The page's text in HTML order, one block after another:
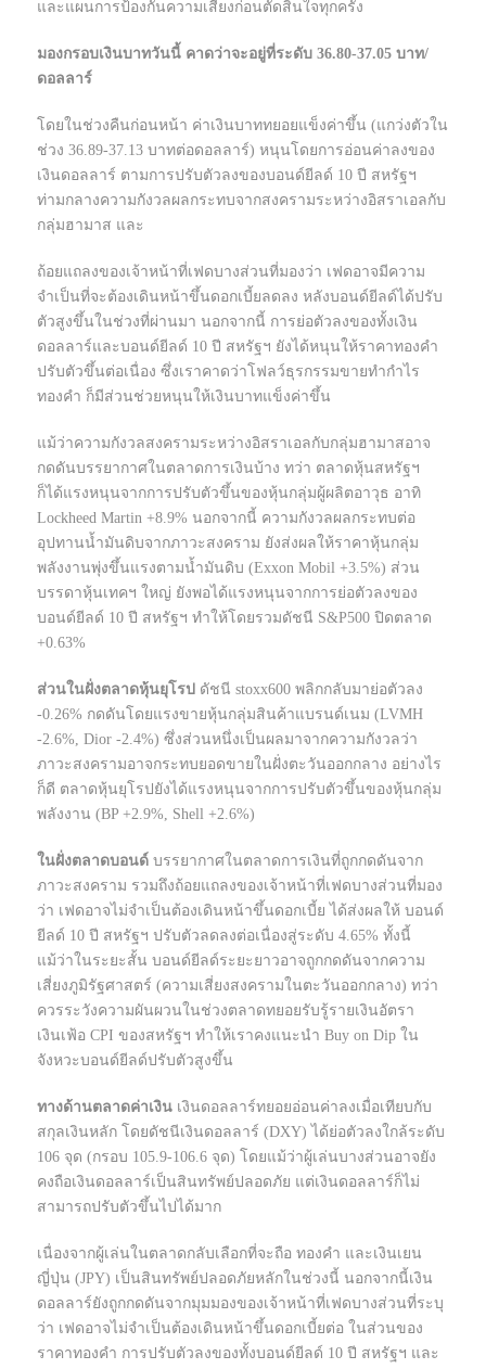
และแผนการป้องกันความเสี่ยงก่อนตัดสินใจทุกครั้ง
มองกรอบเงินบาทวันนี้ คาดว่าจะอยู่ที่ระดับ 36.80-37.05 บาท/
ดอลลาร์
โดยในช่วงคืนก่อนหน้า ค่าเงินบาททยอยแข็งค่าขึ้น (แกว่งตัวใน
ช่วง 36.89-37.13 บาทต่อดอลลาร์) หนุนโดยการอ่อนค่าลงของ
เงินดอลลาร์ ตามการปรับตัวลงของบอนด์ยีลด์ 10 ปี สหรัฐฯ
ท่ามกลางความกังวลผลกระทบจากสงครามระหว่างอิสราเอลกับ
กลุ่มฮามาส และ
ถ้อยแถลงของเจ้าหน้าที่เฟดบางส่วนที่มองว่า เฟดอาจมีความ
จำเป็นที่จะต้องเดินหน้าขึ้นดอกเบี้ยลดลง หลังบอนด์ยีลด์ได้ปรับ
ตัวสูงขึ้นในช่วงที่ผ่านมา นอกจากนี้ การย่อตัวลงของทั้งเงิน
ดอลลาร์และบอนด์ยีลด์ 10 ปี สหรัฐฯ ยังได้หนุนให้ราคาทองคำ
ปรับตัวขึ้นต่อเนื่อง ซึ่งเราคาดว่าโฟลว์ธุรกรรมขายทำกำไร
ทองคำ ก็มีส่วนช่วยหนุนให้เงินบาทแข็งค่าขึ้น
แม้ว่าความกังวลสงครามระหว่างอิสราเอลกับกลุ่มฮามาสอาจ
กดดันบรรยากาศในตลาดการเงินบ้าง ทว่า ตลาดหุ้นสหรัฐฯ
ก็ได้แรงหนุนจากการปรับตัวขึ้นของหุ้นกลุ่มผู้ผลิตอาวุธ อาทิ
Lockheed Martin +8.9% นอกจากนี้ ความกังวลผลกระทบต่อ
อุปทานน้ำมันดิบจากภาวะสงคราม ยังส่งผลให้ราคาหุ้นกลุ่ม
พลังงานพุ่งขึ้นแรงตามน้ำมันดิบ (Exxon Mobil +3.5%) ส่วน
บรรดาหุ้นเทคฯ ใหญ่ ยังพอได้แรงหนุนจากการย่อตัวลงของ
บอนด์ยีลด์ 10 ปี สหรัฐฯ ทำให้โดยรวมดัชนี S&P500 ปิดตลาด
+0.63%
ส่วนในฝั่งตลาดหุ้นยุโรป ดัชนี stoxx600 พลิกกลับมาย่อตัวลง
-0.26% กดดันโดยแรงขายหุ้นกลุ่มสินค้าแบรนด์เนม (LVMH
-2.6%, Dior -2.4%) ซึ่งส่วนหนึ่งเป็นผลมาจากความกังวลว่า
ภาวะสงครามอาจกระทบยอดขายในฝั่งตะวันออกกลาง อย่างไร
ก็ดี ตลาดหุ้นยุโรปยังได้แรงหนุนจากการปรับตัวขึ้นของหุ้นกลุ่ม
พลังงาน (BP +2.9%, Shell +2.6%)
ในฝั่งตลาดบอนด์ บรรยากาศในตลาดการเงินที่ถูกกดดันจาก
ภาวะสงคราม รวมถึงถ้อยแถลงของเจ้าหน้าที่เฟดบางส่วนที่มอง
ว่า เฟดอาจไม่จำเป็นต้องเดินหน้าขึ้นดอกเบี้ย ได้ส่งผลให้ บอนด์
ยีลด์ 10 ปี สหรัฐฯ ปรับตัวลดลงต่อเนื่องสู่ระดับ 4.65% ทั้งนี้
แม้ว่าในระยะสั้น บอนด์ยีลด์ระยะยาวอาจถูกกดดันจากความ
เสี่ยงภูมิรัฐศาสตร์ (ความเสี่ยงสงครามในตะวันออกกลาง) ทว่า
ควรระวังความผันผวนในช่วงตลาดทยอยรับรู้รายเงินอัตรา
เงินเฟ้อ CPI ของสหรัฐฯ ทำให้เราคงแนะนำ Buy on Dip ใน
จังหวะบอนด์ยีลด์ปรับตัวสูงขึ้น
ทางด้านตลาดค่าเงิน เงินดอลลาร์ทยอยอ่อนค่าลงเมื่อเทียบกับ
สกุลเงินหลัก โดยดัชนีเงินดอลลาร์ (DXY) ได้ย่อตัวลงใกล้ระดับ
106 จุด (กรอบ 105.9-106.6 จุด) โดยแม้ว่าผู้เล่นบางส่วนอาจยัง
คงถือเงินดอลลาร์เป็นสินทรัพย์ปลอดภัย แต่เงินดอลลาร์ก็ไม่
สามารถปรับตัวขึ้นไปได้มาก
เนื่องจากผู้เล่นในตลาดกลับเลือกที่จะถือ ทองคำ และเงินเยน
ญี่ปุ่น (JPY) เป็นสินทรัพย์ปลอดภัยหลักในช่วงนี้ นอกจากนี้เงิน
ดอลลาร์ยังถูกกดดันจากมุมมองของเจ้าหน้าที่เฟดบางส่วนที่ระบุ
ว่า เฟดอาจไม่จำเป็นต้องเดินหน้าขึ้นดอกเบี้ยต่อ ในส่วนของ
ราคาทองคำ การปรับตัวลงของทั้งบอนด์ยีลด์ 10 ปี สหรัฐฯ และ